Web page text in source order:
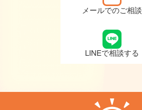
メールでのご相談
LINEで相談する